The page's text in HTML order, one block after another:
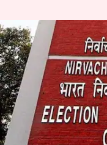
EC: నకిలీ
సంఘం
వ్రాసిన వారు Sirish Praharaju
ఈ వార్తాకథనం ఏంటి